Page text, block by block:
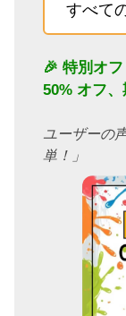
すべて
🎉 特別オ
50% オフ
ユーザーの
単！」